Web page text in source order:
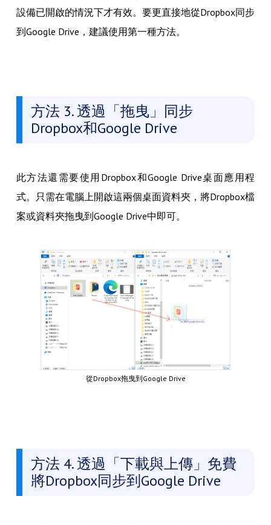
設備已開啟的情況下才有效。要更直接地從Dropbox同步
到Google Drive，建議使用第一種方法。
方法 3. 透過「拖曳」同步
Dropbox和Google Drive
此方法還需要使用Dropbox和Google Drive桌面應用程
式。只需在電腦上開啟這兩個桌面資料夾，將Dropbox檔
案或資料夾拖曳到Google Drive中即可。
從Dropbox拖曳到Google Drive
方法 4. 透過「下載與上傳」免費
將Dropbox同步到Google Drive